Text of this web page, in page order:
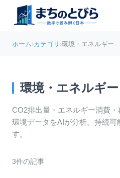
ホーム›カテゴリ ›環境・エネルギー
環境・エネルギー
CO2排出量・エネルギー消費・
環境データをAIが分析。持続可
す。
3件の記事